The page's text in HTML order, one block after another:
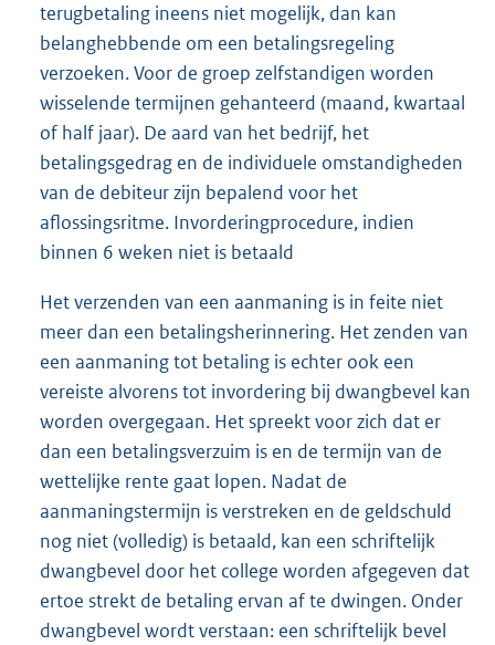
terugbetaling ineens niet mogelijk, dan kan
belanghebbende om een betalingsregeling
verzoeken. Voor de groep zelfstandigen worden
wisselende termijnen gehanteerd (maand, kwartaal
of half jaar). De aard van het bedrijf, het
betalingsgedrag en de individuele omstandigheden
van de debiteur zijn bepalend voor het
aflossingsritme. Invorderingprocedure, indien
binnen 6 weken niet is betaald
Het verzenden van een aanmaning is in feite niet
meer dan een betalingsherinnering. Het zenden van
een aanmaning tot betaling is echter ook een
vereiste alvorens tot invordering bij dwangbevel kan
worden overgegaan. Het spreekt voor zich dat er
dan een betalingsverzuim is en de termijn van de
wettelijke rente gaat lopen. Nadat de
aanmaningstermijn is verstreken en de geldschuld
nog niet (volledig) is betaald, kan een schriftelijk
dwangbevel door het college worden afgegeven dat
ertoe strekt de betaling ervan af te dwingen. Onder
dwangbevel wordt verstaan: een schriftelijk bevel